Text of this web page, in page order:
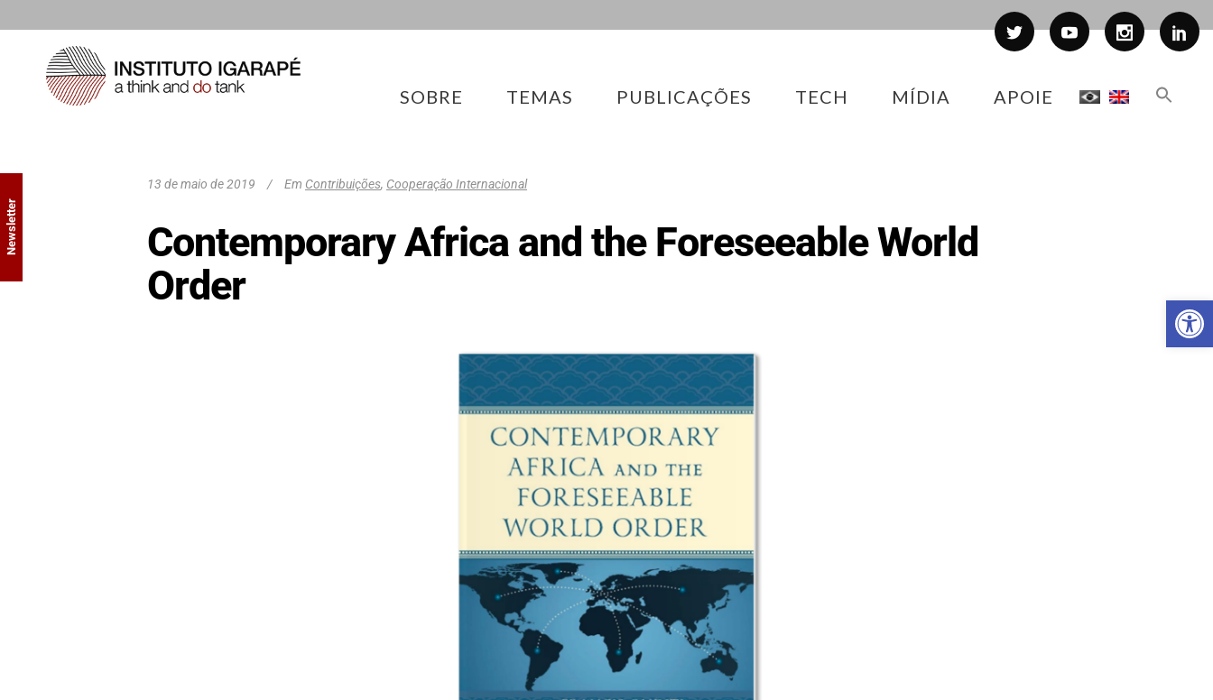
SOBRE TEMAS PUBLICAÇÕES TECH MÍDIA APOIE
13 de maio de 2019 Em Contribuições, Cooperação Internacional
Contemporary Africa and the Foreseeable World
Order
Newsletter